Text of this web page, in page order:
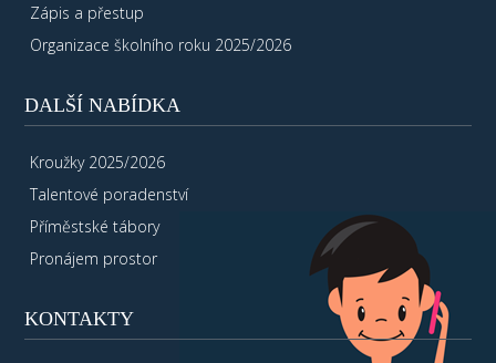
Zápis a přestup
Organizace školního roku 2025/2026
DALŠÍ NABÍDKA
Kroužky 2025/2026
Talentové poradenství
Příměstské tábory
Pronájem prostor
KONTAKTY